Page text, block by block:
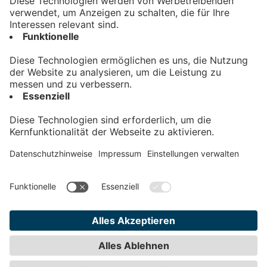
Kontakt
Impressum
Teilnahmebedingungen
Privatsphäre